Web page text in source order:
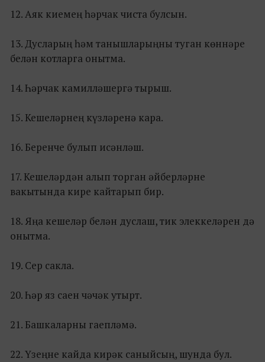
12. Аяк киемең һәрчак чиста булсын.
13. Дусларың һәм танышларыңны туган көннәре
белән котларга онытма.
14. Һәрчак камилләшергә тырыш.
15. Кешеләрнең күзләренә кара.
16. Беренче булып исәнләш.
17. Кешеләрдән алып торган әйберләрне
вакытында кире кайтарып бир.
18. Яңа кешеләр белән дуслаш, тик элеккеләрен дә
онытма.
19. Сер сакла.
20. Һәр яз саен чәчәк утырт.
21. Башкаларны гаепләмә.
22. Үзеңне кайда кирәк саныйсың, шунда бул.